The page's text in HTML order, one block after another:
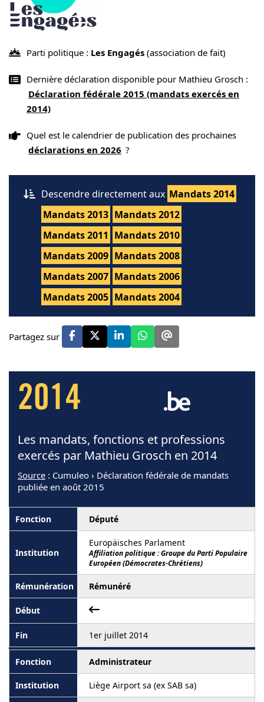
Parti politique : Les Engagés (association de fait)
Dernière déclaration disponible pour Mathieu Grosch :
Déclaration fédérale 2015 (mandats exercés en
2014)
Quel est le calendrier de publication des prochaines
déclarations en 2026 ?
Descendre directement aux Mandats 2014
Mandats 2013 Mandats 2012
Mandats 2011 Mandats 2010
Mandats 2009 Mandats 2008
Mandats 2007 Mandats 2006
Mandats 2005 Mandats 2004
Partagez sur
2014
Les mandats, fonctions et professions
exercés par Mathieu Grosch en 2014
Source : Cumuleo › Déclaration fédérale de mandats
publiée en août 2015
Député
Europäisches Parlament
Affiliation politique : Groupe du Parti Populaire
Européen (Démocrates-Chrétiens)
Rémunéré
1er juillet 2014
Administrateur
Liège Airport sa (ex SAB sa)